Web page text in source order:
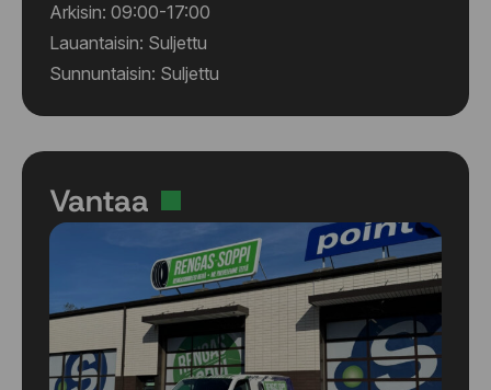
Arkisin: 09:00-17:00
Lauantaisin: Suljettu
Sunnuntaisin: Suljettu
Vantaa